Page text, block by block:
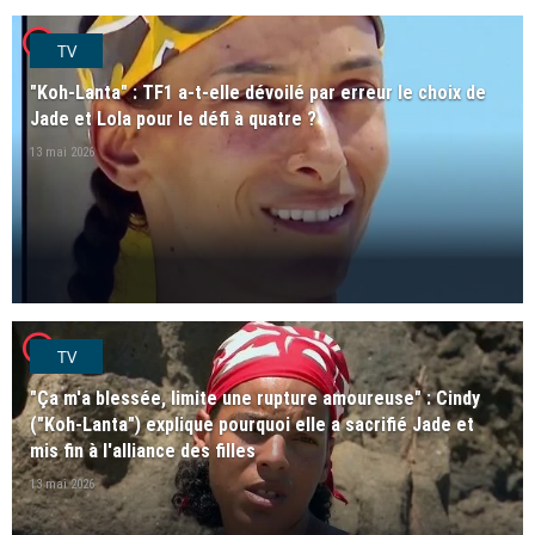
player2TV
"Koh-Lanta" : TF1 a-t-elle dévoilé par erreur le choix de
Jade et Lola pour le défi à quatre ?
13 mai 2026
player2TV
"Ça m'a blessée, limite une rupture amoureuse" : Cindy
("Koh-Lanta") explique pourquoi elle a sacrifié Jade et
mis fin à l'alliance des filles
13 mai 2026